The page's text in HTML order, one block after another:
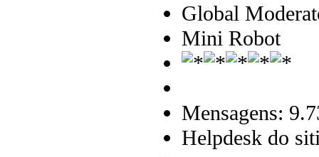
Global
Mini Robot
Mensagens:
Helpdesk do